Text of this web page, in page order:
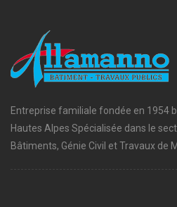
Entreprise familiale fondée en 1954
Hautes Alpes Spécialisée dans le
Bâtiments, Génie Civil et Travaux de